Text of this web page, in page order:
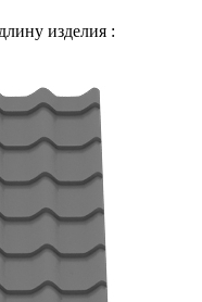
изделия :